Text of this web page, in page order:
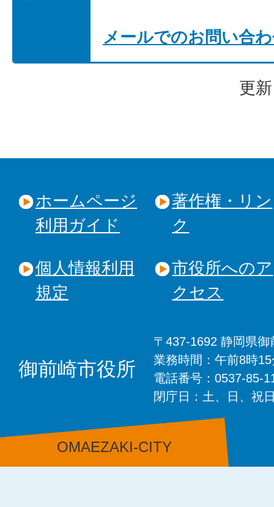
メールでのお問い合
更
ホームページ
利用ガイド
著作権・リン
ク
個人情報利用
規定
市役所へのア
クセス
御前崎市役所
〒437-1692 静岡県
業務時間：午前8時
電話番号：0537-85-
閉庁日：土、日、祝
OMAEZAKI-CITY